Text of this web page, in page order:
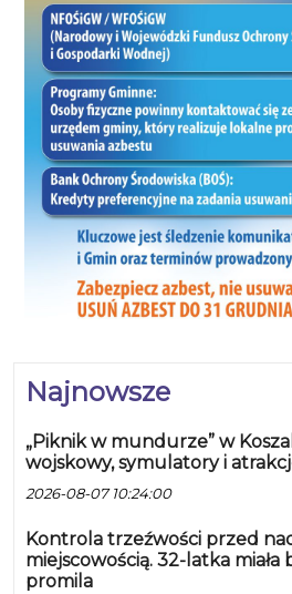
Najnowsze
„Piknik w mundurze” w
wojskowy, symulatory i
2026-08-07 10:24:00
Kontrola trzeźwości przed
miejscowością. 32-latka miała
promila